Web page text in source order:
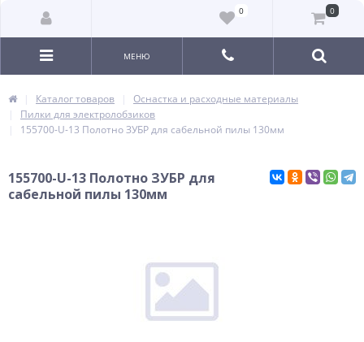
0 0
МЕНЮ
Каталог товаров
Оснастка и расходные материалы
Пилки для электролобзиков
155700-U-13 Полотно ЗУБР для сабельной пилы 130мм
155700-U-13 Полотно ЗУБР для
сабельной пилы 130мм